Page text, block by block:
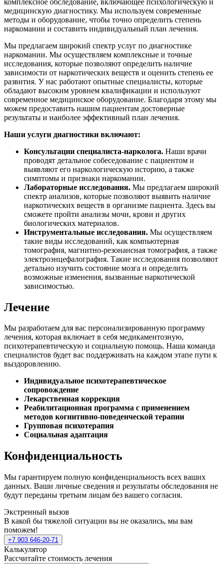
медицинскую диагностику. Мы используем современные
методы и оборудование, чтобы точно определить степень
наркомании и составить индивидуальный план лечения.
Мы предлагаем широкий спектр услуг по диагностике
наркомании. Мы осуществляем комплексные и точные
исследования, которые позволяют определить наличие
зависимости от наркотических веществ и оценить степень ее
развития. У нас работают опытные специалисты, которые
обладают высоким уровнем квалификации и используют
современное медицинское оборудование. Благодаря этому мы
можем предоставить нашим пациентам достоверные
результаты и наиболее эффективный план лечения.
Наши услуги диагностики включают:
Консультации специалиста-нарколога. Наши врачи
проводят детальное собеседование с пациентом и
выявляют его наркологическую историю, а также
симптомы и признаки наркомании.
Лабораторные исследования. Мы предлагаем широкий
спектр анализов, которые позволяют выявить наличие
наркотических веществ в организме пациента. Здесь вы
сможете пройти анализы мочи, крови и других
биологических материалов.
Инструментальные исследования. Мы осуществляем
такие виды исследований, как компьютерная
томография, магнитно-резонансная томография, а также
электроэнцефалография. Такие исследования позволяют
детально изучить состояние мозга и определить
возможные изменения, вызванные наркотической
зависимостью.
Лечение
Мы разработаем для вас персонализированную программу
лечения, которая включает в себя медикаментозную,
психотерапевтическую и социальную помощь. Наша команда
специалистов будет вас поддерживать на каждом этапе пути к
выздоровлению.
Индивидуальное психотерапевтическое
сопровождение
Лекарственная коррекция
Реабилитационная программа с применением
методов когнитивно-поведенческой терапии
Групповая психотерапия
Социальная адаптация
Конфиденциальность
Мы гарантируем полную конфиденциальность всех ваших
данных. Ваши личные сведения и результаты обследования не
будут переданы третьим лицам без вашего согласия.
Экстренный вызов
В какой бы тяжелой ситуации вы не оказались, мы вам
поможем!
+7 903 646-20-71
Калькулятор
Рассчитайте стоимость лечения